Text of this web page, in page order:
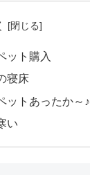
ット購入
寝床
ットあったか～♪
い